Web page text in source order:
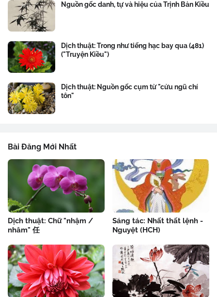
Nguồn gốc danh, tự và hiệu của Trịnh Bản Kiều
Dịch thuật: Trong như tiếng hạc bay qua (481)
("Truyện Kiều")
Dịch thuật: Nguồn gốc cụm từ "cửu ngũ chí
tôn"
Bài Đăng Mới Nhất
Dịch thuật: Chữ "nhậm /
nhâm" 任
Sáng tác: Nhất thất lệnh -
Nguyệt (HCH)